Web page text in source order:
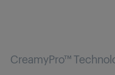
CreamyPro™